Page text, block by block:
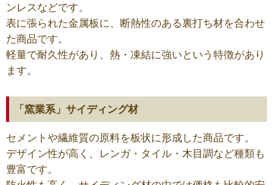
ンレスなどです。
表に張られた金属板に、断熱性のある裏打ち材を合わせ
た商品です。
軽量で耐久性があり、熱・凍結に強いという特徴があり
ます。
「窯業系」サイディング材
セメントや繊維質の原料を板状に形成した商品です。
デザイン性が高く、レンガ・タイル・木目調など種類も
豊富です。